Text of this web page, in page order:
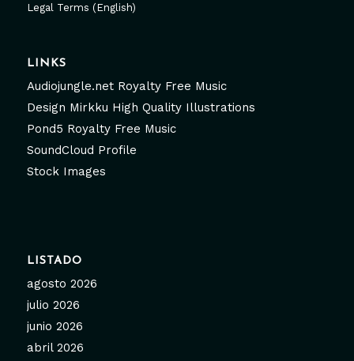
Legal Terms (English)
LINKS
Audiojungle.net Royalty Free Music
Design Mirkku High Quality Illustrations
Pond5 Royalty Free Music
SoundCloud Profile
Stock Images
LISTADO
agosto 2026
julio 2026
junio 2026
abril 2026